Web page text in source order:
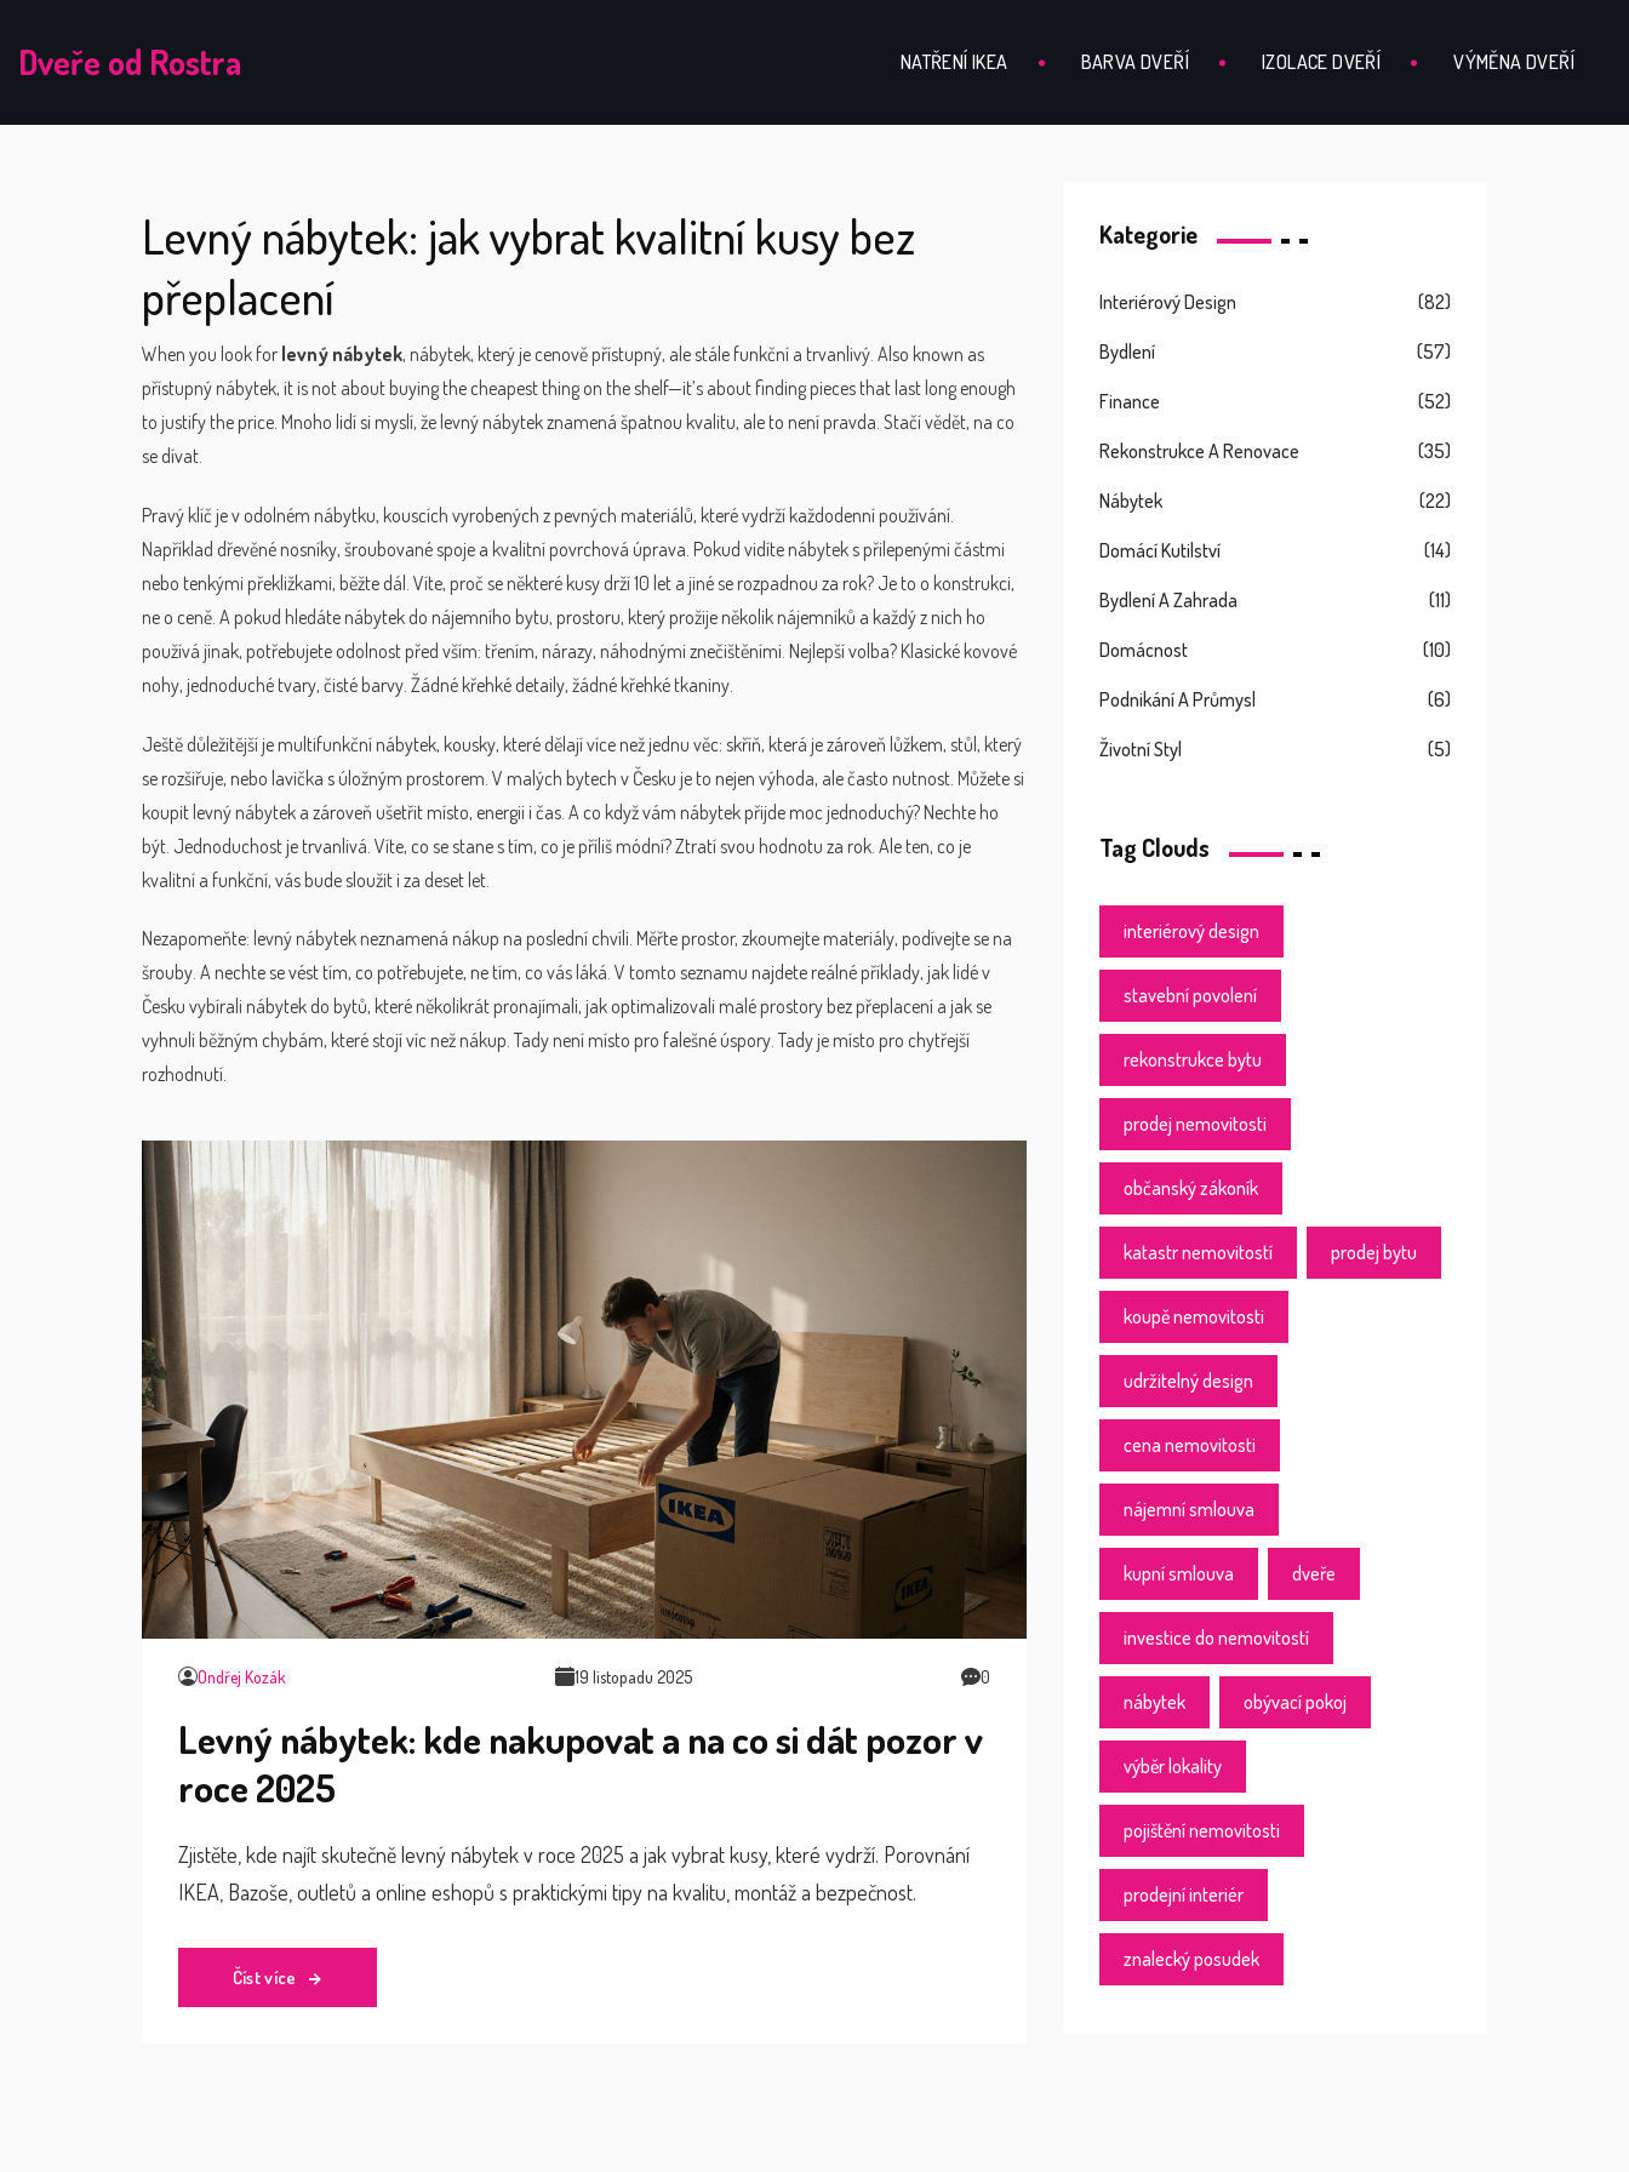
Dveře od Rostra NATŘENÍ IKEA BARVA DVEŘÍ IZOLACE DVEŘÍ VÝMĚNA DVEŘÍ
Levný nábytek: jak vybrat kvalitní kusy bez
přeplacení
When you look for levný nábytek, nábytek, který je cenově přístupný, ale stále funkční a trvanlivý. Also known as
přístupný nábytek, it is not about buying the cheapest thing on the shelf—it’s about finding pieces that last long enough
to justify the price. Mnoho lidí si myslí, že levný nábytek znamená špatnou kvalitu, ale to není pravda. Stačí vědět, na co
se dívat.
Pravý klíč je v odolném nábytku, kouscích vyrobených z pevných materiálů, které vydrží každodenní používání
Například dřevěné nosníky, šroubované spoje a kvalitní povrchová úprava. Pokud vidíte nábytek s přilepenými částmi
nebo tenkými překližkami, běžte dál. Víte, proč se některé kusy drží 10 let a jiné se rozpadnou za rok? Je to o konstrukci,
ne o ceně. A pokud hledáte nábytek do nájemního bytu, prostoru, který prožije několik nájemníků a každý z nich ho
používá jinak, potřebujete odolnost před vším: třením, nárazy, náhodnými znečištěními. Nejlepší volba? Klasické kovové
nohy, jednoduché tvary, čisté barvy. Žádné křehké detaily, žádné křehké tkaniny.
Ještě důležitější je multifunkční nábytek, kousky, které dělají více než jednu věc: skříň, která je zároveň lůžkem, stůl, který
se rozšiřuje, nebo lavička s úložným prostorem . V malých bytech v Česku je to nejen výhoda, ale často nutnost. Můžete si
koupit levný nábytek a zároveň ušetřit místo, energii i čas. A co když vám nábytek přijde moc jednoduchý? Nechte ho
být. Jednoduchost je trvanlivá. Víte, co se stane s tím, co je příliš módní? Ztratí svou hodnotu za rok. Ale ten, co je
kvalitní a funkční, vás bude sloužit i za deset let.
Nezapomeňte: levný nábytek neznamená nákup na poslední chvíli. Měřte prostor, zkoumejte materiály, podívejte se na
šrouby. A nechte se vést tím, co potřebujete, ne tím, co vás láká. V tomto seznamu najdete reálné příklady, jak lidé v
Česku vybírali nábytek do bytů, které několikrát pronajímali, jak optimalizovali malé prostory bez přeplacení a jak se
vyhnuli běžným chybám, které stojí víc než nákup. Tady není místo pro falešné úspory. Tady je místo pro chytřejší
rozhodnutí.
Ondřej Kozák 19 listopadu 2025 0
Levný nábytek: kde nakupovat a na co si dát pozor v
roce 2025
Zjistěte, kde najít skutečně levný nábytek v roce 2025 a jak vybrat kusy, které vydrží. Porovnání
IKEA, Bazoše, outletů a online eshopů s praktickými tipy na kvalitu, montáž a bezpečnost.
Číst více
Kategorie
Interiérový Design (82)
Bydlení (57)
Finance (52)
Rekonstrukce A Renovace (35)
Nábytek (22)
Domácí Kutilství (14)
Bydlení A Zahrada (11)
Domácnost (10)
Podnikání A Průmysl (6)
Životní Styl (5)
Tag Clouds
interiérový design
stavební povolení
rekonstrukce bytu
prodej nemovitosti
občanský zákoník
katastr nemovitostí prodej bytu
koupě nemovitosti
udržitelný design
cena nemovitosti
nájemní smlouva
kupní smlouva dveře
investice do nemovitostí
nábytek obývací pokoj
výběr lokality
pojištění nemovitosti
prodejní interiér
znalecký posudek